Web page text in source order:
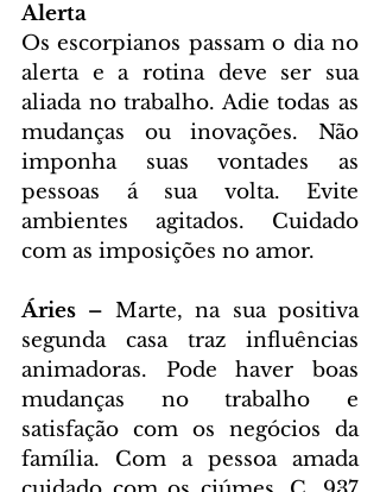
Alerta
Os escorpianos passam o dia no
alerta e a rotina deve ser sua
aliada no trabalho. Adie todas as
mudanças ou inovações. Não
imponha suas vontades as
pessoas á sua volta. Evite
ambientes agitados. Cuidado
com as imposições no amor.
Áries – Marte, na sua positiva
segunda casa traz influências
animadoras. Pode haver boas
mudanças no trabalho e
satisfação com os negócios da
família. Com a pessoa amada